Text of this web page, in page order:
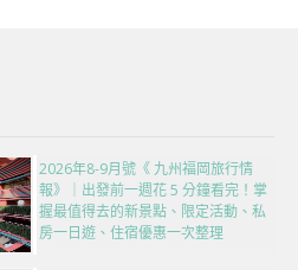
2026年8-9月號《 九州福岡旅行情
報》｜出發前一週花 5 分鐘看完！掌
握最值得去的新景點、限定活動、私
房一日遊、住宿優惠一次整理